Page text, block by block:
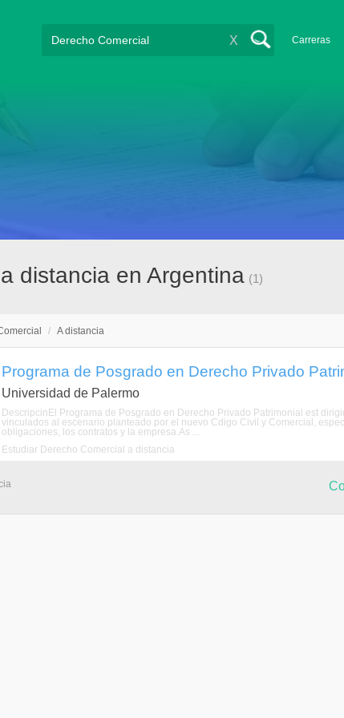
Carreras
X
distancia en Argentina (1)
/ A distancia
Programa de Posgrado en Derecho Privado
Universidad de Palermo
DescripcinEl Programa de Posgrado en Derecho Privado Patrimonial est
vinculados al escenario planteado por el nuevo Cdigo Civil y Comercial,
obligaciones, los contratos y la empresa.As ...
Estudiar Derecho Comercial a distancia